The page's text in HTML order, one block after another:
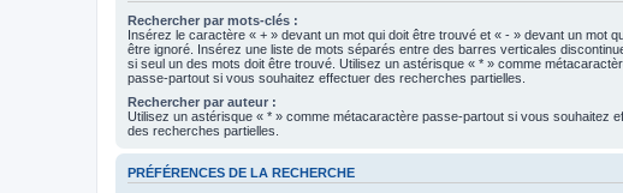
Rechercher par mots-clés :
Insérez le caractère « + » devant un mot qui doit être trouvé et « - » devant un mot
être ignoré. Insérez une liste de mots séparés entre des barres verticales
si seul un des mots doit être trouvé. Utilisez un astérisque « * » comme
passe-partout si vous souhaitez effectuer des recherches partielles.
Rechercher par auteur :
Utilisez un astérisque « * » comme métacaractère passe-partout si vous souhaitez
des recherches partielles.
PRÉFÉRENCES DE LA RECHERCHE